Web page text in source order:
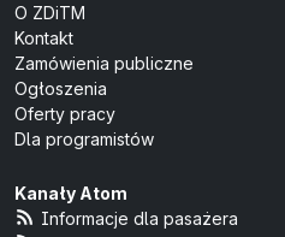
O ZDiTM
Kontakt
Zamówienia publiczne
Ogłoszenia
Oferty pracy
Dla programistów
Kanały Atom
Informacje dla pasażera